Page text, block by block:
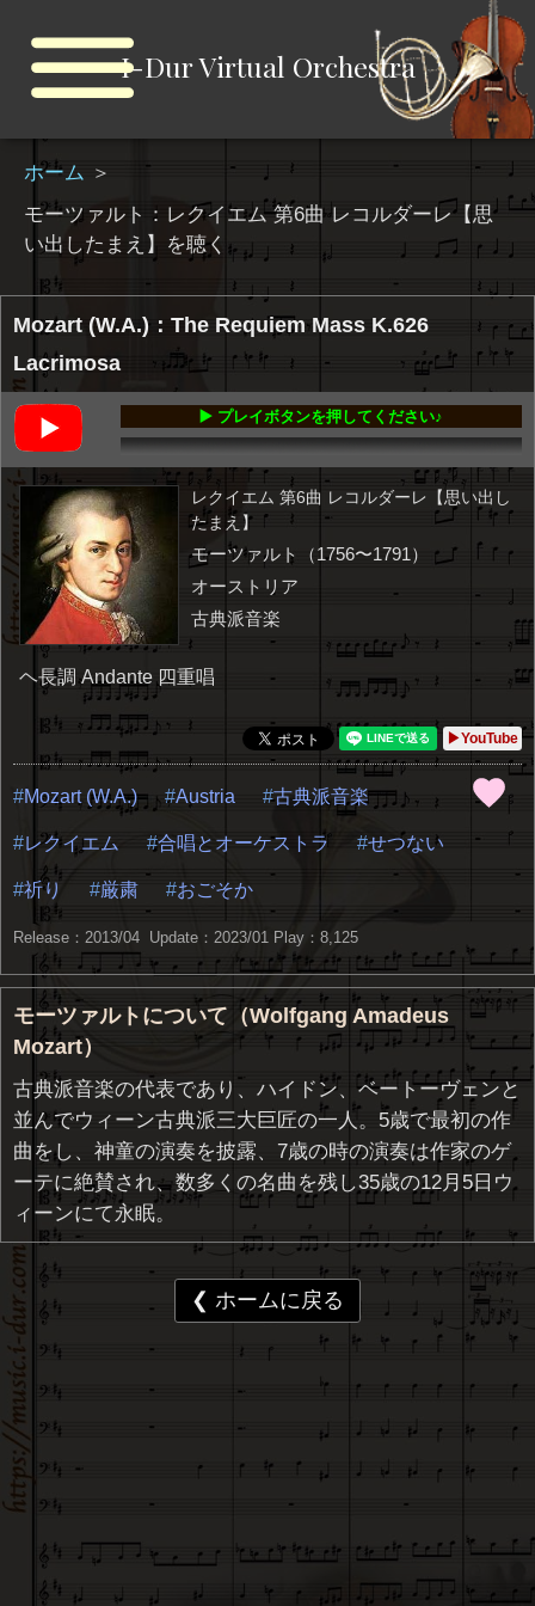
I-Dur Virtual Orchestra
ホーム ＞
モーツァルト：レクイエム 第6曲 レコルダーレ【思
い出したまえ】を聴く
Mozart (W.A.)：The Requiem Mass K.626
Lacrimosa
▶️ プレイボタンを押してください♪
レクイエム 第6曲 レコルダーレ【思い出し
たまえ】
モーツァルト（1756〜1791）
オーストリア
古典派音楽
ヘ長調 Andante 四重唱
▶YouTube
Mozart (W.A.) Austria 古典派音楽
レクイエム 合唱とオーケストラ せつない
祈り 厳粛 おごそか
Release：2013/04 Update：2023/01 Play：8,125
モーツァルトについて（Wolfgang Amadeus
Mozart）
古典派音楽の代表であり、ハイドン、ベートーヴェンと
並んでウィーン古典派三大巨匠の一人。5歳で最初の作
曲をし、神童の演奏を披露、7歳の時の演奏は作家のゲ
ーテに絶賛され、数多くの名曲を残し35歳の12月5日ウ
ィーンにて永眠。
❮ ホームに戻る